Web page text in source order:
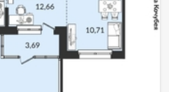
доступности: Школы и детские
общественного транспорта;
и Айсберг ; ИрНИТУ (Политех)
на аренду. Юридическая
Документы полностью
и долгов. Рядом: ул. Старо-
сейчас и записывайтесь на